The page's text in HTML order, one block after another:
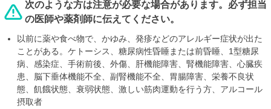
次のような方は注意が必要な場合があります。必ず担当
の医師や薬剤師に伝えてください。
以前に薬や食べ物で、かゆみ、発疹などのアレルギー症状が出た
ことがある。ケトーシス、糖尿病性昏睡または前昏睡、1型糖尿
病、感染症、手術前後、外傷、肝機能障害、腎機能障害、心臓疾
患、脳下垂体機能不全、副腎機能不全、胃腸障害、栄養不良状
態、飢餓状態、衰弱状態、激しい筋肉運動を行う方、アルコール
摂取者